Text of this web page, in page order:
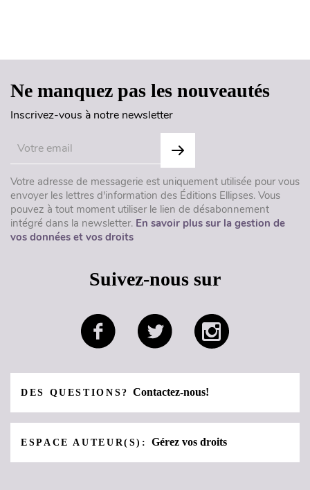
Ne manquez pas les nouveautés
Inscrivez-vous à notre newsletter
Votre adresse de messagerie est uniquement utilisée pour vous
envoyer les lettres d'information des Éditions Ellipses. Vous
pouvez à tout moment utiliser le lien de désabonnement
intégré dans la newsletter. En savoir plus sur la gestion de
vos données et vos droits
Suivez-nous sur
DES QUESTIONS?Contactez-nous!
ESPACE AUTEUR(S):Gérez vos droits